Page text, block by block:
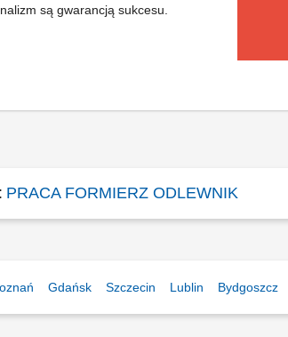
są gwarancją sukcesu.
PRACA FORMIERZ ODLEWNIK
Gdańsk Szczecin Lublin Bydgoszcz